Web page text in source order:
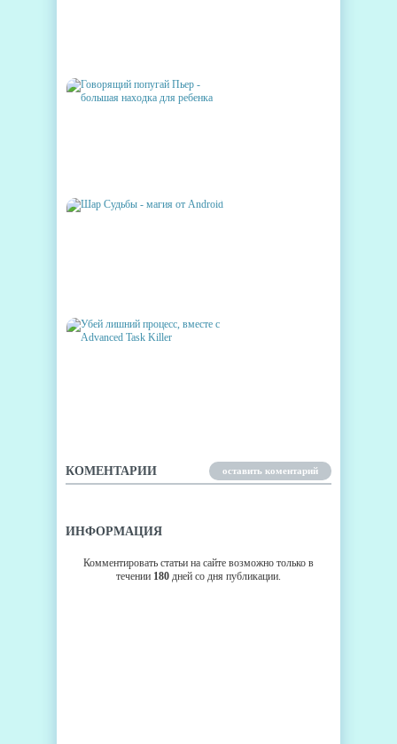
КОМЕНТАРИИ оставить коментарий
ИНФОРМАЦИЯ
Комментировать статьи на сайте возможно только в
течении 180 дней со дня публикации.